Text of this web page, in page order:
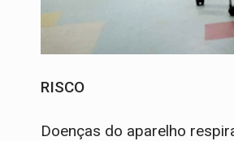
RISCO
Doenças do aparelho